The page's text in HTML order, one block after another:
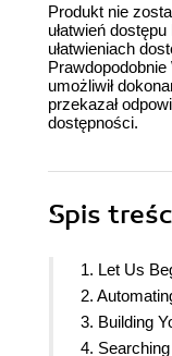
Produkt nie
ułatwień
ułatwieniach
umożliwił
przekazał
dostępności.
Spis
1. Let Us
2.
3. Building
4.